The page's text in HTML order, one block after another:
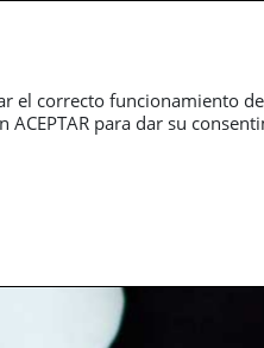
el correcto funcionamiento
para dar su